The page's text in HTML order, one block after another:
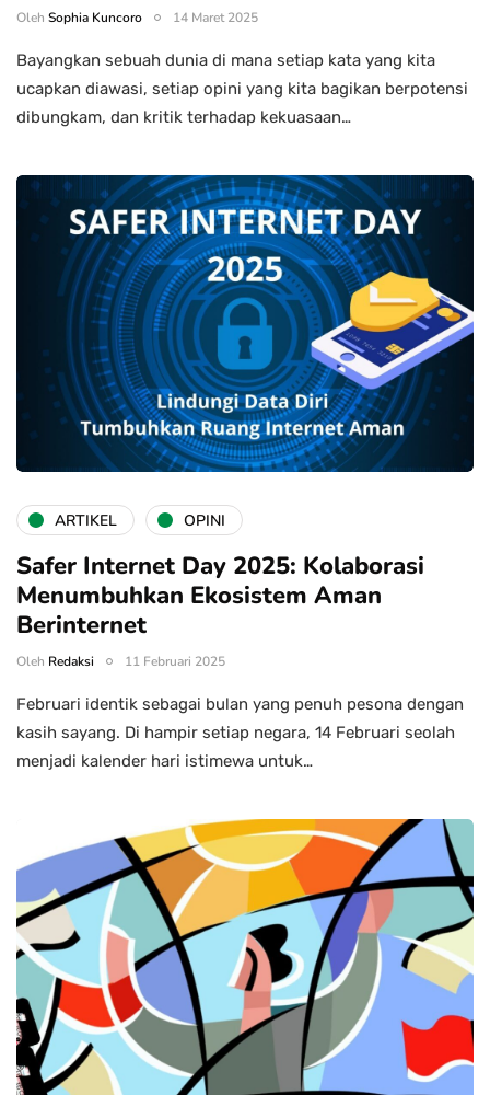
Oleh Sophia Kuncoro 14 Maret 2025
Bayangkan sebuah dunia di mana setiap kata yang kita
ucapkan diawasi, setiap opini yang kita bagikan berpotensi
dibungkam, dan kritik terhadap kekuasaan…
ARTIKEL OPINI
Safer Internet Day 2025: Kolaborasi
Menumbuhkan Ekosistem Aman
Berinternet
Oleh Redaksi 11 Februari 2025
Februari identik sebagai bulan yang penuh pesona dengan
kasih sayang. Di hampir setiap negara, 14 Februari seolah
menjadi kalender hari istimewa untuk…